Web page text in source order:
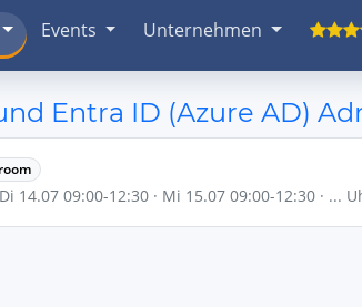
Events Unternehmen
Entra ID (Azure AD)
14.07 09:00-12:30 · Mi 15.07 09:00-12:30 · ...